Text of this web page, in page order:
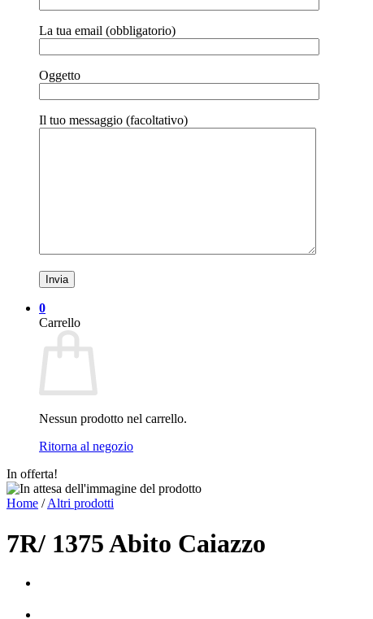
La tua email (obbligatorio)
Oggetto
Il tuo messaggio (facoltativo)
0
Carrello
Nessun prodotto nel carrello.
Ritorna al negozio
In offerta!
Home / Altri prodotti
7R/ 1375 Abito Caiazzo